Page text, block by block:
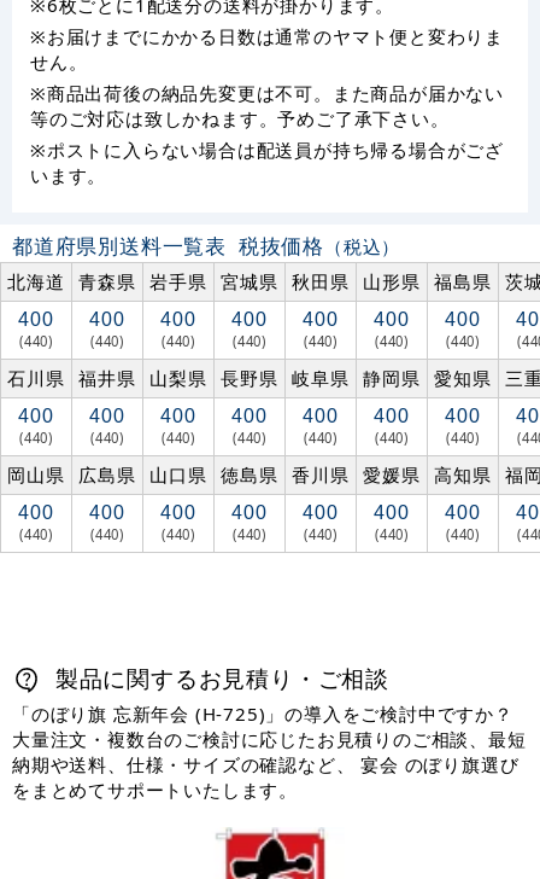
※お届けまでにかかる日数は通常のヤマト便と変わりま
せん。
※商品出荷後の納品先変更は不可。また商品が届かない
等のご対応は致しかねます。予めご了承下さい。
※ポストに入らない場合は配送員が持ち帰る場合がござ
います。
都道府県別送料一覧表 税抜価格 （税込）
北海道
青森県 岩手県 宮城県 秋田県 山形県 福島県 茨
400
(440)
400
(440)
400
(440)
400
(440)
400
(440)
400
(440)
400
(440)
石川県 福井県 山梨県 長野県 岐阜県 静岡県 愛知県 三
400
(440)
400
(440)
400
(440)
400
(440)
400
(440)
400
(440)
400
(440)
岡山県 広島県 山口県 徳島県 香川県 愛媛県 高知県 福
400
(440)
400
(440)
400
(440)
400
(440)
400
(440)
400
(440)
400
(440)
製品に関するお見積り・ご相談
「のぼり旗 忘新年会 (H-725)」の導入をご検討中ですか？
大量注文・複数台のご検討に応じたお見積りのご相談、最短
納期や送料、仕様・サイズの確認など、 宴会 のぼり旗選び
をまとめてサポートいたします。